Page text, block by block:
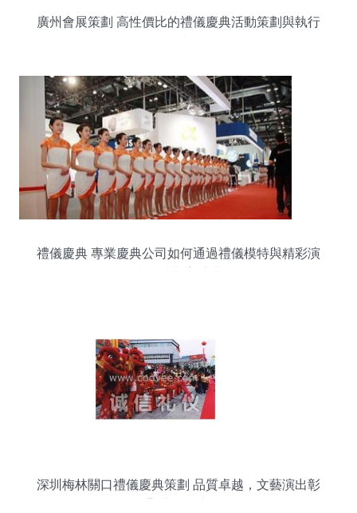
廣州會展策劃 高性價比的禮儀慶典活動策劃與執行
禮儀慶典 專業慶典公司如何通過禮儀模特與精彩演
深圳梅林關口禮儀慶典策劃 品質卓越，文藝演出彰